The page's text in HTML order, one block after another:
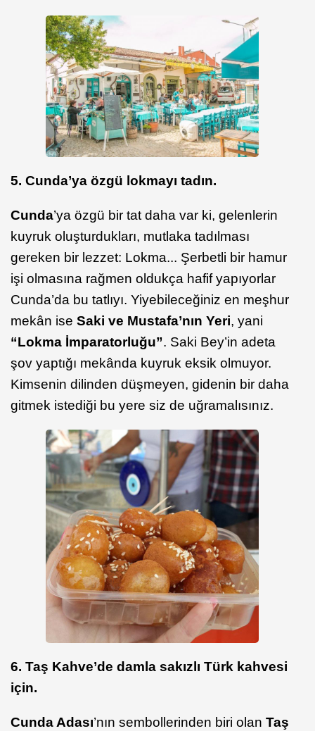
5. Cunda’ya özgü lokmayı tadın.
Cunda’ya özgü bir tat daha var ki, gelenlerin
kuyruk oluşturdukları, mutlaka tadılması
gereken bir lezzet: Lokma... Şerbetli bir hamur
işi olmasına rağmen oldukça hafif yapıyorlar
Cunda’da bu tatlıyı. Yiyebileceğiniz en meşhur
mekân ise Saki ve Mustafa’nın Yeri, yani
“Lokma İmparatorluğu”. Saki Bey’in adeta
şov yaptığı mekânda kuyruk eksik olmuyor.
Kimsenin dilinden düşmeyen, gidenin bir daha
gitmek istediği bu yere siz de uğramalısınız.
6. Taş Kahve’de damla sakızlı Türk kahvesi
için.
Cunda Adası’nın sembollerinden biri olan Taş